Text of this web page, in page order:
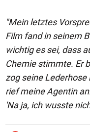
"Mein letztes
Film fand in seinem
wichtig es sei, dass
Chemie stimmte. Er
zog seine
rief meine Agentin
'Na ja, ich wusste